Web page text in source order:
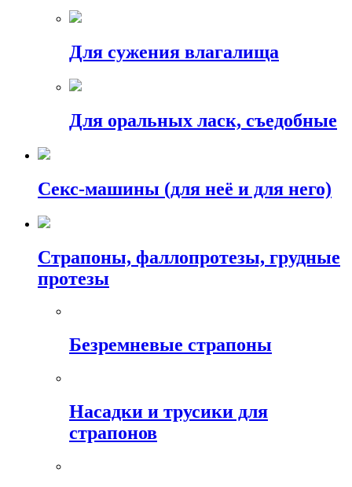
Для сужения влагалища
Для оральных ласк, съедобные
Секс-машины (для неё и для него)
Страпоны, фаллопротезы, грудные
протезы
Безремневые страпоны
Насадки и трусики для
страпонов